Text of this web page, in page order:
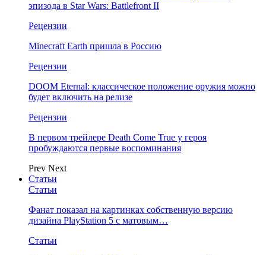
эпизода в Star Wars: Battlefront II
Рецензии
Minecraft Earth пришла в Россию
Рецензии
DOOM Eternal: классическое положение оружия можно
будет включить на релизе
Рецензии
В первом трейлере Death Come True у героя
пробуждаются первые воспоминания
Prev Next
Статьи
Статьи
Фанат показал на картинках собственную версию
дизайна PlayStation 5 с матовым…
Статьи